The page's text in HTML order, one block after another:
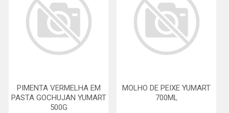
PIMENTA VERMELHA EM
PASTA GOCHUJAN YUMART
500G
MOLHO DE PEIXE YUMART
700ML